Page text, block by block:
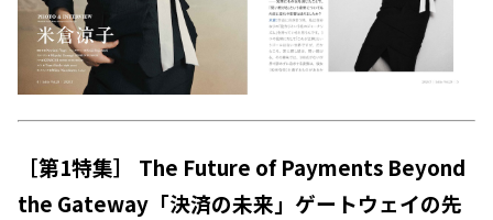
［第1特集］ The Future of Payments Beyond
the Gateway「決済の未来」ゲートウェイの先